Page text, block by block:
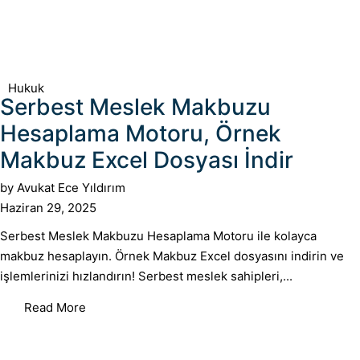
Hukuk
Serbest Meslek Makbuzu
Hesaplama Motoru, Örnek
Makbuz Excel Dosyası İndir
by Avukat Ece Yıldırım
Haziran 29, 2025
Serbest Meslek Makbuzu Hesaplama Motoru ile kolayca
makbuz hesaplayın. Örnek Makbuz Excel dosyasını indirin ve
işlemlerinizi hızlandırın! Serbest meslek sahipleri,...
Read More